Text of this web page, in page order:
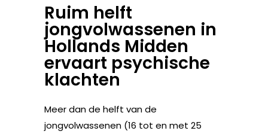
Ruim helft
jongvolwassenen in
Hollands Midden
ervaart psychische
klachten
Meer dan de helft van de
jongvolwassenen (16 tot en met 25